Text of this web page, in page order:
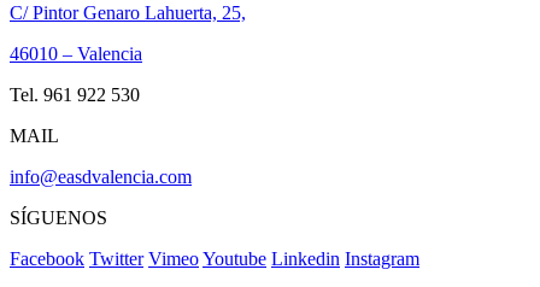
C/ Pintor Genaro Lahuerta, 25,
46010 – Valencia
Tel. 961 922 530
MAIL
info@easdvalencia.com
SÍGUENOS
Facebook Twitter VimeoYoutube Linkedin Instagram